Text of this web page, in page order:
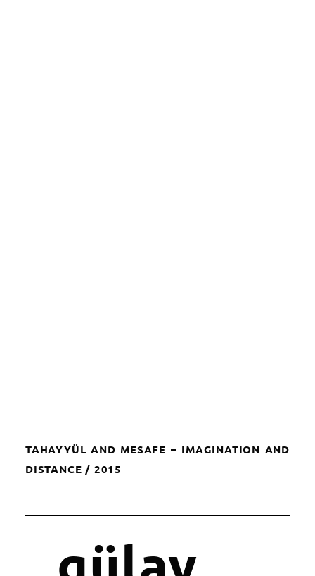
TAHAYYÜL AND MESAFE – IMAGINATION AND
DISTANCE / 2015